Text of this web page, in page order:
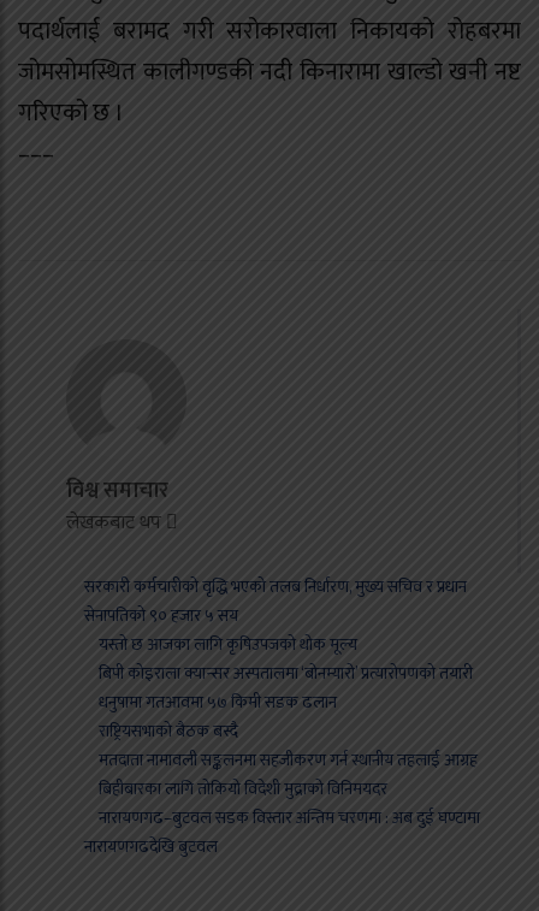
पदार्थलाई बरामद गरी सरोकारवाला निकायको रोहबरमा
जोमसोमस्थित कालीगण्डकी नदी किनारामा खाल्डो खनी नष्ट
गरिएको छ ।
–––
विश्व समाचार
लेखकबाट थप
सरकारी कर्मचारीको वृद्धि भएको तलब निर्धारण, मुख्य सचिव र प्रधान
सेनापतिको ९० हजार ५ सय
यस्तो छ आजका लागि कृषिउपजको थोक मूल्य
बिपी कोइराला क्यान्सर अस्पतालमा ‘बोनम्यारो’ प्रत्यारोपणको तयारी
धनुषामा गतआवमा ५७ किमी सडक ढलान
राष्ट्रियसभाको बैठक बस्दै
मतदाता नामावली सङ्कलनमा सहजीकरण गर्न स्थानीय तहलाई आग्रह
बिहीबारका लागि तोकियो विदेशी मुद्राको विनिमयदर
नारायणगढ–बुटवल सडक विस्तार अन्तिम चरणमा : अब दुई घण्टामा
नारायणगढदेखि बुटवल